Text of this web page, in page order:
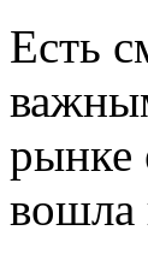
Есть
рынке
вошла